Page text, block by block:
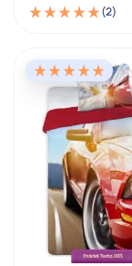
40x60
50x60
2x 50x60
50x70
70x80
2x 70x80
Pokaż wszystkie
(2)